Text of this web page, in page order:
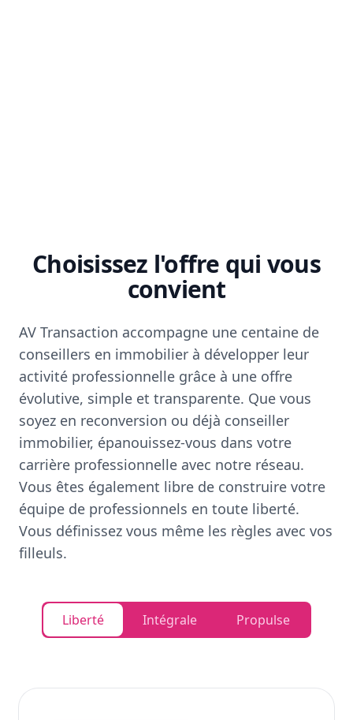
Choisissez l'offre qui vous
convient
AV Transaction accompagne une centaine de
conseillers en immobilier à développer leur
activité professionnelle grâce à une offre
évolutive, simple et transparente. Que vous
soyez en reconversion ou déjà conseiller
immobilier, épanouissez-vous dans votre
carrière professionnelle avec notre réseau.
Vous êtes également libre de construire votre
équipe de professionnels en toute liberté.
Vous définissez vous même les règles avec vos
filleuls.
Liberté Intégrale Propulse